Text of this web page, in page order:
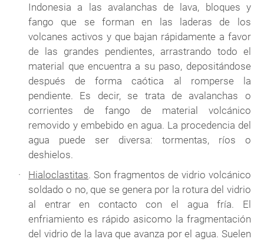
Indonesia a las avalanchas de lava, bloques y
fango que se forman en las laderas de los
volcanes activos y que bajan rápidamente a favor
de las grandes pendientes, arrastrando todo el
material que encuentra a su paso, depositándose
después de forma caótica al romperse la
pendiente. Es decir, se trata de avalanchas o
corrientes de fango de material volcánico
removido y embebido en agua. La procedencia del
agua puede ser diversa: tormentas, ríos o
deshielos.
Hialoclastitas. Son fragmentos de vidrio volcánico
soldado o no, que se genera por la rotura del vidrio
al entrar en contacto con el agua fría. El
enfriamiento es rápido asicomo la fragmentación
del vidrio de la lava que avanza por el agua. Suelen